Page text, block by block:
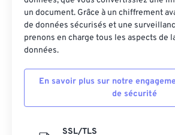
un document. Grâce à un chiffrement
de données sécurisés et une
prenons en charge tous les aspects de
données.
En savoir plus sur notre
de sécurité
SSL/TLS